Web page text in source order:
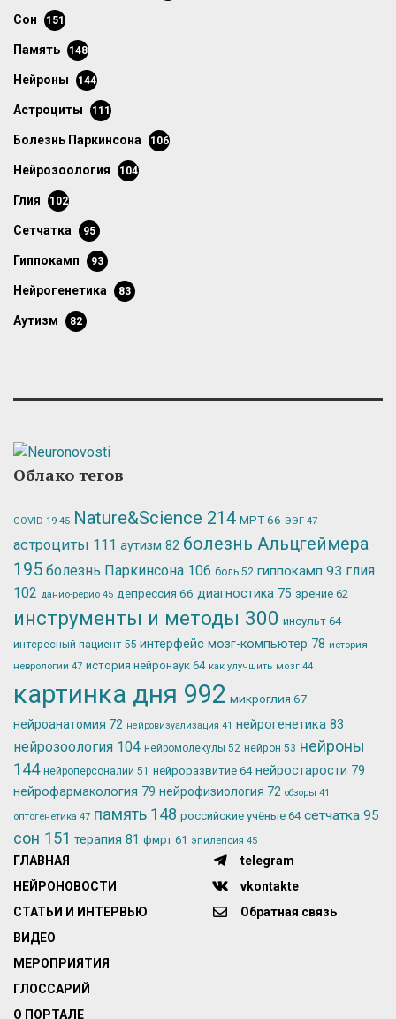
сон 151
память 148
нейроны 144
астроциты 111
болезнь Паркинсона 106
нейрозоология 104
глия 102
сетчатка 95
гиппокамп 93
нейрогенетика 83
аутизм 82
Облако тегов
COVID-19 45 Nature&Science 214 МРТ66 ЭЭГ 47
астроциты 111 аутизм 82 болезнь Альцгеймера
195 болезнь Паркинсона 106 боль 52 гиппокамп 93 глия
102 данио-рерио 45 депрессия 66 диагностика 75 зрение 62
инструменты и методы 300 инсульт 64
интересный пациент 55 интерфейс мозг-компьютер 78 история
неврологии 47 история нейронаук 64 как улучшить мозг 44
картинка дня 992 микроглия 67
нейроанатомия 72 нейровизуализация 41 нейрогенетика 83
нейрозоология 104 нейромолекулы 52 нейрон 53 нейроны
144 нейроперсоналии 51 нейроразвитие 64 нейростарости 79
нейрофармакология 79 нейрофизиология 72 обзоры 41
оптогенетика 47 память 148 российские учёные 64 сетчатка 95
сон 151 терапия 81 фмрт 61 эпилепсия 45
ГЛАВНАЯ
НЕЙРОНОВОСТИ
СТАТЬИ И ИНТЕРВЬЮ
ВИДЕО
МЕРОПРИЯТИЯ
ГЛОССАРИЙ
О ПОРТАЛЕ
telegram
vkontakte
Обратная связь